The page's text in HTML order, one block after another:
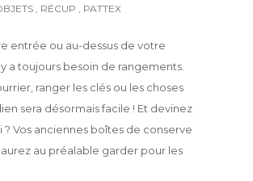
, RÉCUP , PATTEX
entrée ou au-dessus de votre
a toujours besoin de rangements.
ranger les clés ou les choses
sera désormais facile ! Et devinez
? Vos anciennes boîtes de conserve
au préalable garder pour les